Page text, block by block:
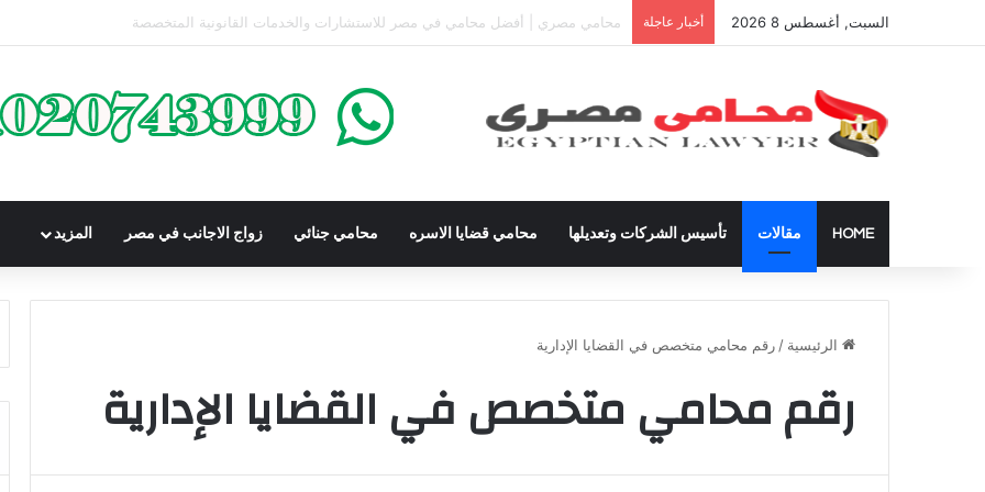
السبت, أغسطس 8 2026 أخبار عاجلة دعوى تعيين قيم على المحكوم عليه بعقوبة سالبة للحرية | الشروط والصيغة القانونية
HOME مقالات تأسيس الشركات وتعديلها محامي قضايا الاسره محامي جنائي زواج الاجانب في مصر المزيد
الرئيسية / رقم محامي متخصص في القضايا الإدارية
رقم محامي متخصص في القضايا الإدارية